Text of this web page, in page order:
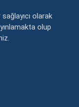
olarak
olup